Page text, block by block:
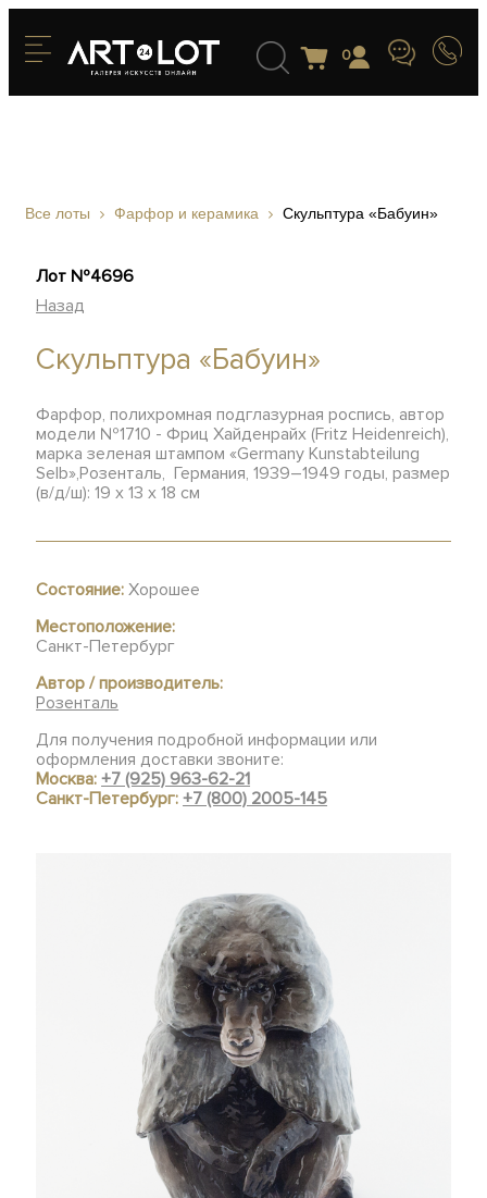
0
Все лоты Фарфор и керамика Скульптура «Бабуин»
Лот №4696
Назад
Скульптура «Бабуин»
Фарфор, полихромная подглазурная роспись, автор
модели №1710 - Фриц Хайденрайх (Fritz Heidenreich),
марка зеленая штампом «Germany Kunstabteilung
Selb»,Розенталь, Германия, 1939–1949 годы, размер
(в/д/ш): 19 х 13 х 18 см
Состояние: Хорошее
Местоположение:
Санкт-Петербург
Автор / производитель:
Розенталь
Для получения подробной информации или
оформления доставки звоните:
Москва:+7 (925) 963-62-21
Санкт-Петербург:+7 (800) 2005-145